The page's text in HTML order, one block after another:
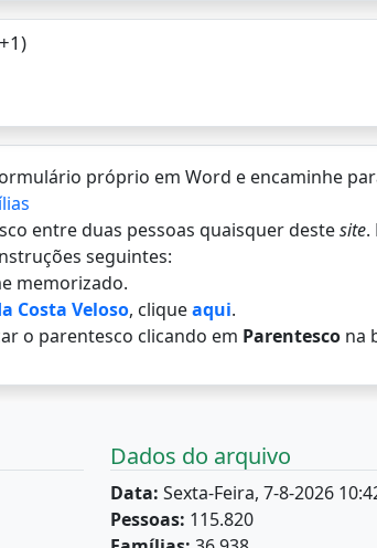
próprio em Word e encaminhe
entre duas pessoas quaisquer destesite.
seguintes:
memorizado.
Costa Veloso, cliqueaqui.
o parentesco clicando em Parentesco na
Dados do arquivo
Data: Sexta-Feira, 7-8-2026
Pessoas: 115.820